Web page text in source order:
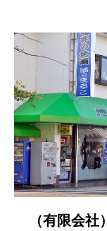
（有限会